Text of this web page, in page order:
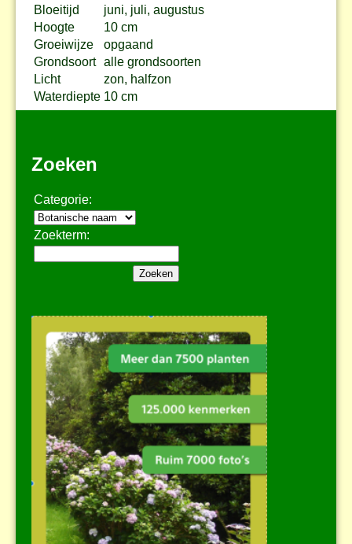
Bloeitijd
juni, juli, augustus
Hoogte
10 cm
Groeiwijze
opgaand
Grondsoort alle grondsoorten
Licht
zon, halfzon
Waterdiepte 10 cm
Zoeken
Categorie:
Zoekterm: